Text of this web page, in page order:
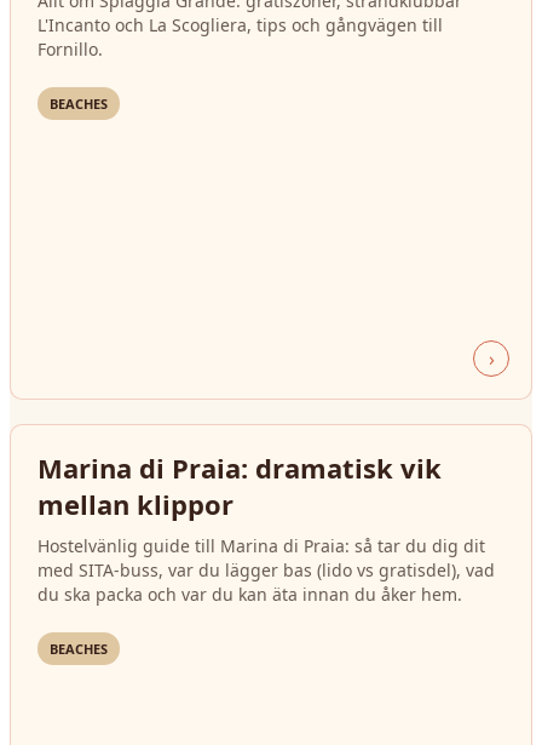
L'Incanto och La Scogliera, tips och gångvägen till
Fornillo.
BEACHES
›
Marina di Praia: dramatisk vik
mellan klippor
Hostelvänlig guide till Marina di Praia: så tar du dig dit
med SITA-buss, var du lägger bas (lido vs gratisdel), vad
du ska packa och var du kan äta innan du åker hem.
BEACHES